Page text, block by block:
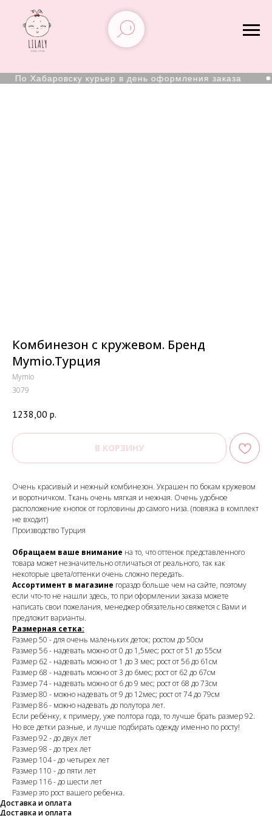
По Хабаровску курьер в день оформления заказа
Комбинезон с кружевом. Бренд
Mymio.Турция
Mymio
3079
1238,00 р.
В КОРЗИНУ
Очень красивый и нежный комбинезон. Украшен по бокам кружевом
и воротничком. Ткань очень мягкая и нежная. Очень удобное
расположение кнопок от горловины до самого низа. (повязка в комплект
не входит)
Производство Турция
Обращаем ваше внимание на то, что оттенок представленного
товара может незначительно отличаться от реального, так как
некоторые цвета/оттенки очень сложно передать.
Ассортимент в магазине гораздо больше чем на сайте, поэтому
если что-то не нашли здесь, то при оформлении заказа можете
написать свои пожелания, менеджер обязательно свяжется с Вами и
предложит варианты.
Размерная сетка:
Размер 50 - для очень маленьких деток; ростом до 50см
Размер 56 - надевать можно от 0 до 1,5мес; рост от 51 до 55см
Размер 62 - надевать можно от 1 до 3 мес; рост от 56 до 61см
Размер 68 - надевать можно от 3 до 6мес; рост от 62 до 67см
Размер 74 - надевать можно от 6 до 9 мес; рост от 68 до 73см
Размер 80 - можно надевать от 9 до 12мес; рост от 74 до 79см
Размер 86 - можно надевать до полутора лет.
Если ребёнку, к примеру, уже полтора года, то лучше брать размер 92.
Но все детки разные, и лучше подбирать одежду именно по росту!
Размер 92 - до двух лет
Размер 98 - до трех лет
Размер 104 - до четырех лет
Размер 110 - до пяти лет
Размер 116 - до шести лет
Размер это рост вашего ребенка.
Доставка и оплата
Доставка и оплата